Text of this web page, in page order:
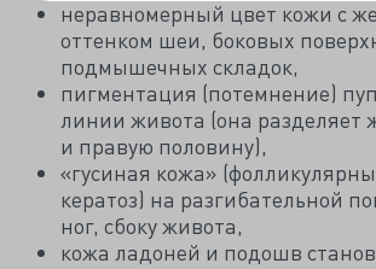
неравномерный цвет кожи с
оттенком шеи, боковых
подмышечных складок,
пигментация (потемнение)
линии живота (она разделяет
и правую половину),
«гусиная кожа»
кератоз) на разгибательной
ног, сбоку живота,
кожа ладоней и подошв